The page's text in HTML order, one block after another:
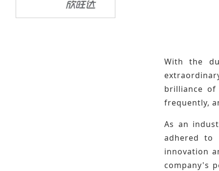
With the
brilliance
frequently,
As an
adhered to
innovation
company's